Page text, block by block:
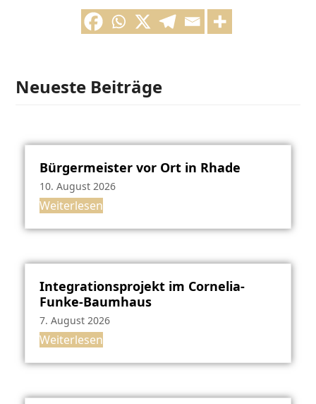
Neueste Beiträge
Bürgermeister vor Ort in Rhade
10. August 2026
Weiterlesen
Integrationsprojekt im Cornelia-
Funke-Baumhaus
7. August 2026
Weiterlesen